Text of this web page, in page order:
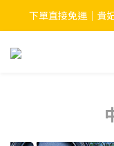
下單直接免運｜貴